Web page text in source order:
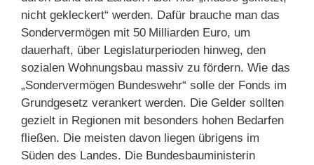
nicht gekleckert“ werden. Dafür brauche man das
Sondervermögen mit 50 Milliarden Euro, um
dauerhaft, über Legislaturperioden hinweg, den
sozialen Wohnungsbau massiv zu fördern. Wie das
„Sondervermögen Bundeswehr“ solle der Fonds im
Grundgesetz verankert werden. Die Gelder sollten
gezielt in Regionen mit besonders hohen Bedarfen
fließen. Die meisten davon liegen übrigens im
Süden des Landes. Die Bundesbauministerin